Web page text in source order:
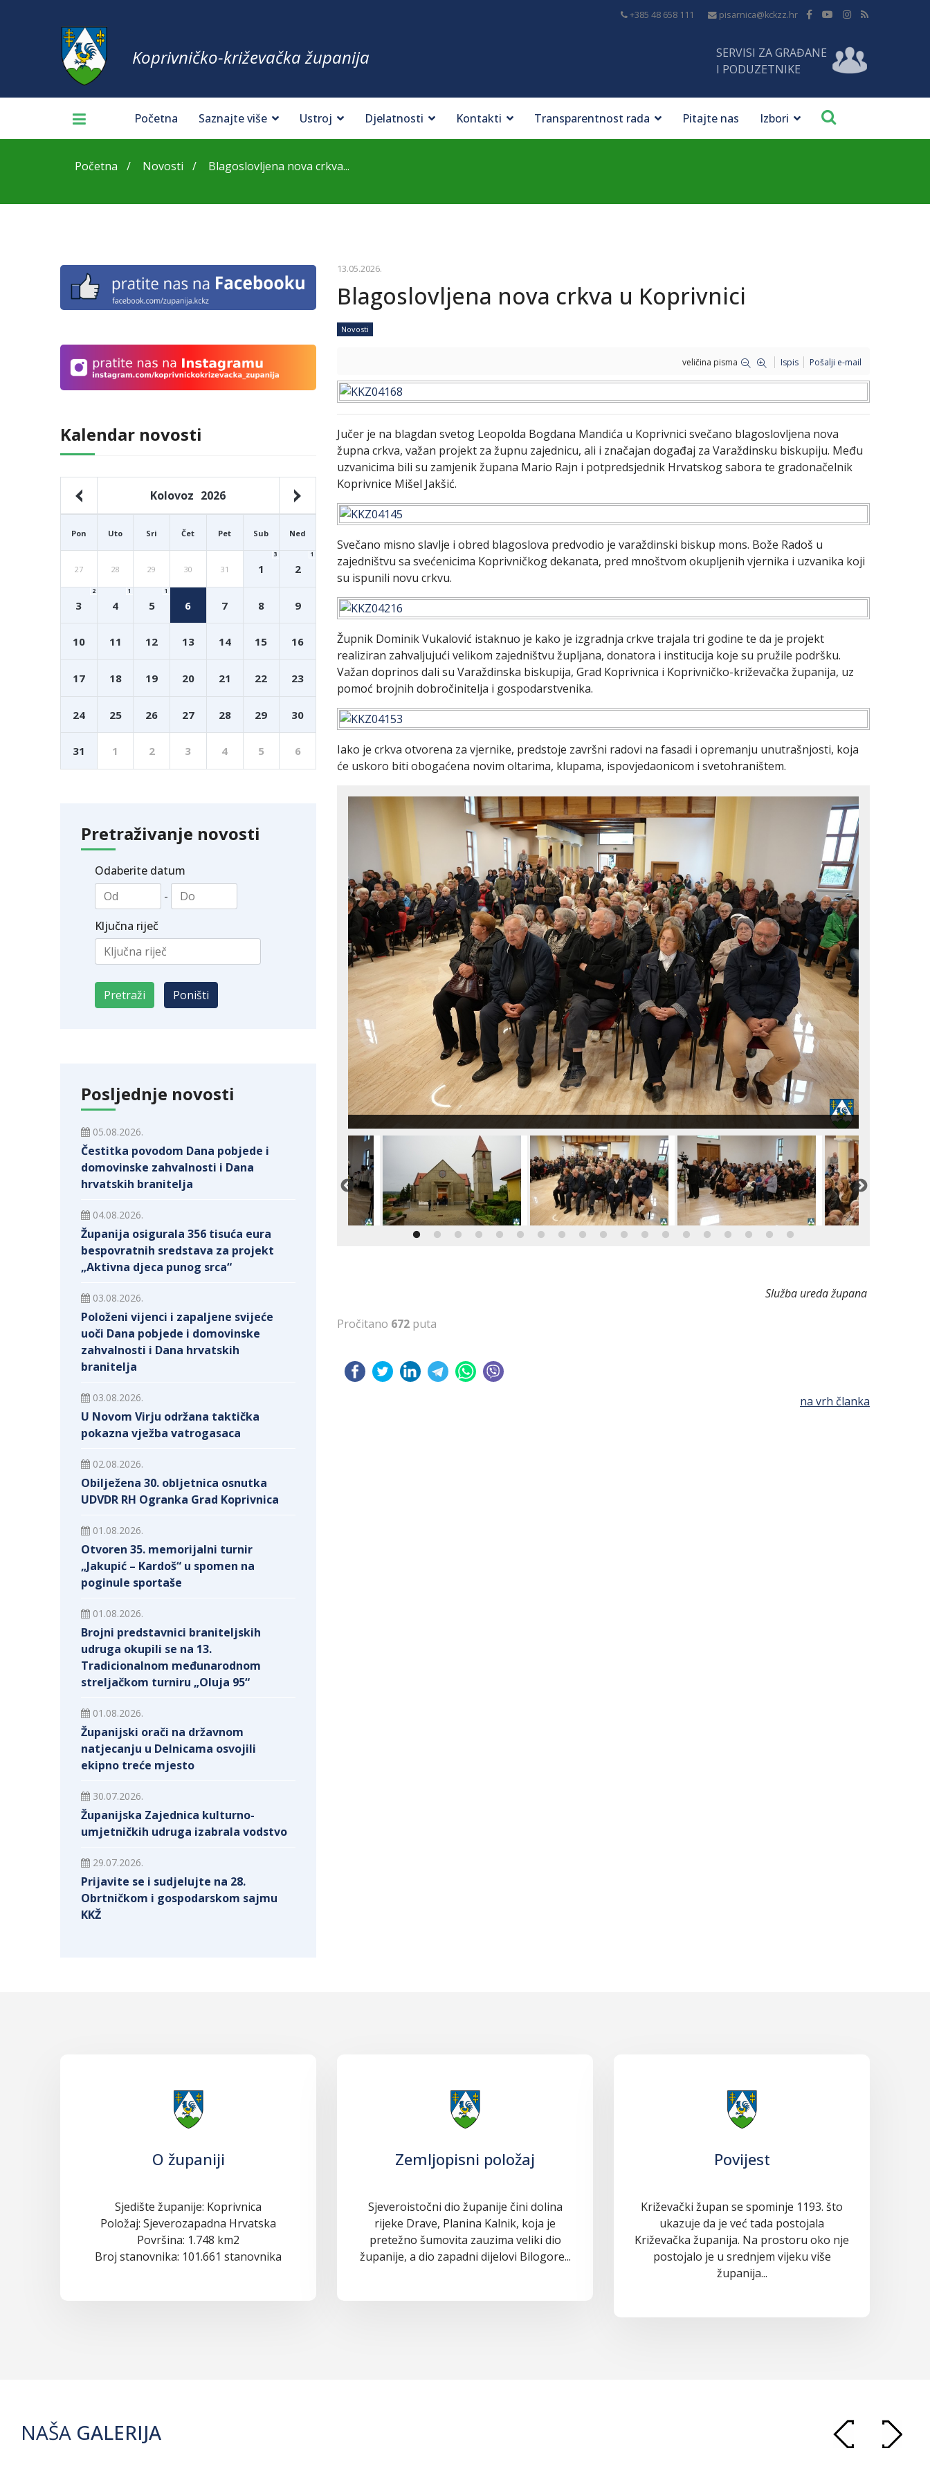
+385 48 658 111 pisarnica@kckzz.hr
Koprivničko-križevačka županija
SERVISI ZA GRAĐANE
I PODUZETNIKE
Početna Saznajte više Ustroj Djelatnosti Kontakti Transparentnost rada Pitajte nas Izbori
Početna Novosti Blagoslovljena nova crkva...
Kalendar novosti
Kolovoz 2026
Pon Uto Sri Čet Pet Sub Ned
27 28 29 30 31 1
3
2
1
3
2
4
1
5
1
6 7 8 9
10 11 12 13 14 15 16
17 18 19 20 21 22 23
24 25 26 27 28 29 30
31 1 2 3 4 5 6
Pretraživanje novosti
Odaberite datum
-
Ključna riječ
Posljednje novosti
05.08.2026.
Čestitka povodom Dana pobjede i
domovinske zahvalnosti i Dana
hrvatskih branitelja
04.08.2026.
Županija osigurala 356 tisuća eura
bespovratnih sredstava za projekt
„Aktivna djeca punog srca“
03.08.2026.
Položeni vijenci i zapaljene svijeće
uoči Dana pobjede i domovinske
zahvalnosti i Dana hrvatskih
branitelja
03.08.2026.
U Novom Virju održana taktička
pokazna vježba vatrogasaca
02.08.2026.
Obilježena 30. obljetnica osnutka
UDVDR RH Ogranka Grad Koprivnica
01.08.2026.
Otvoren 35. memorijalni turnir
„Jakupić – Kardoš“ u spomen na
poginule sportaše
01.08.2026.
Brojni predstavnici braniteljskih
udruga okupili se na 13.
Tradicionalnom međunarodnom
streljačkom turniru „Oluja 95“
01.08.2026.
Županijski orači na državnom
natjecanju u Delnicama osvojili
ekipno treće mjesto
30.07.2026.
Županijska Zajednica kulturno-
umjetničkih udruga izabrala vodstvo
29.07.2026.
Prijavite se i sudjelujte na 28.
Obrtničkom i gospodarskom sajmu
KKŽ
13.05.2026.
Blagoslovljena nova crkva u Koprivnici
Novosti
veličina pisma Ispis Pošalji e-mail
Jučer je na blagdan svetog Leopolda Bogdana Mandića u Koprivnici svečano blagoslovljena nova
župna crkva, važan projekt za župnu zajednicu, ali i značajan događaj za Varaždinsku biskupiju. Među
uzvanicima bili su zamjenik župana Mario Rajn i potpredsjednik Hrvatskog sabora te gradonačelnik
Koprivnice Mišel Jakšić.
Svečano misno slavlje i obred blagoslova predvodio je varaždinski biskup mons. Bože Radoš u
zajedništvu sa svećenicima Koprivničkog dekanata, pred mnoštvom okupljenih vjernika i uzvanika koji
su ispunili novu crkvu.
Župnik Dominik Vukalović istaknuo je kako je izgradnja crkve trajala tri godine te da je projekt
realiziran zahvaljujući velikom zajedništvu župljana, donatora i institucija koje su pružile podršku.
Važan doprinos dali su Varaždinska biskupija, Grad Koprivnica i Koprivničko-križevačka županija, uz
pomoć brojnih dobročinitelja i gospodarstvenika.
Iako je crkva otvorena za vjernike, predstoje završni radovi na fasadi i opremanju unutrašnjosti, koja
će uskoro biti obogaćena novim oltarima, klupama, ispovjedaonicom i svetohraništem.
Služba ureda župana
Pročitano 672 puta
na vrh članka
O županiji
Sjedište županije: Koprivnica
Položaj: Sjeverozapadna Hrvatska
Površina: 1.748 km2
Broj stanovnika: 101.661 stanovnika
Zemljopisni položaj
Sjeveroistočni dio županije čini dolina
rijeke Drave, Planina Kalnik, koja je
pretežno šumovita zauzima veliki dio
županije, a dio zapadni dijelovi Bilogore...
Povijest
Križevački župan se spominje 1193. što
ukazuje da je već tada postojala
Križevačka županija. Na prostoru oko nje
postojalo je u srednjem vijeku više
županija...
NAŠA GALERIJA